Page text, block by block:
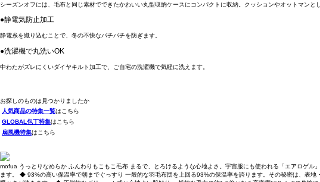
シーズンオフには、毛布と同じ素材でできたかわいい丸型収納ケースにコンパクトに収納。クッションやオットマンと
●静電気防止加工
静電糸を織り込むことで、冬の不快なパチパチを防ぎます。
●洗濯機で丸洗いOK
中わたがズレにくいダイヤキルト加工で、ご自宅の洗濯機で気軽に洗えます。
お探しのものは見つかりましたか
人気商品の特集一覧はこちら
GLOBAL包丁特集はこちら
扇風機特集はこちら
mofua うっとりなめらか ふんわりもこもこ毛布 まるで、とろけるような心地よさ。宇宙服にも使われる「エアロゲ
ます。 ◆ 93%の高い保温率で朝までぐっすり 一般的な羽毛布団を上回る93%の保温率を誇ります。その秘密は、表